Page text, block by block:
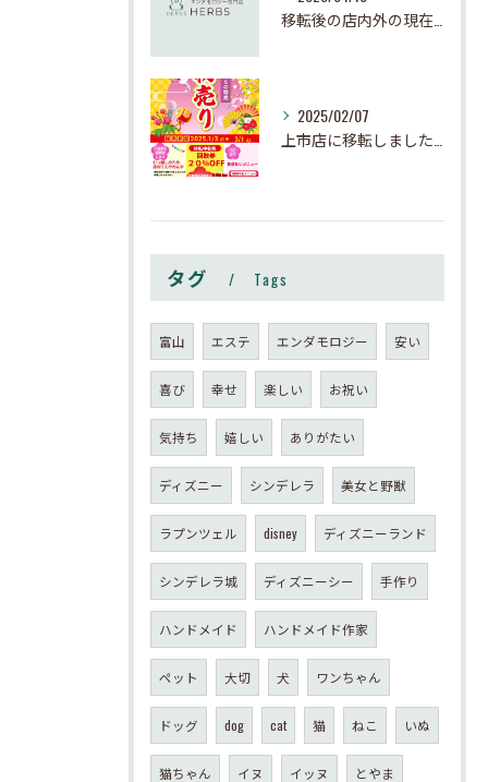
2025/02/07
タグ Tags
富山 エステ エンダモロジー 安い
喜び 幸せ 楽しい お祝い
気持ち 嬉しい ありがたい
ディズニー シンデレラ 美女と野獣
ラプンツェル disney ディズニーランド
シンデレラ城 ディズニーシー 手作り
ハンドメイド ハンドメイド作家
ペット 大切 犬 ワンちゃん
ドッグ dog cat 猫 ねこ いぬ
猫ちゃん イヌ イッヌ とやま